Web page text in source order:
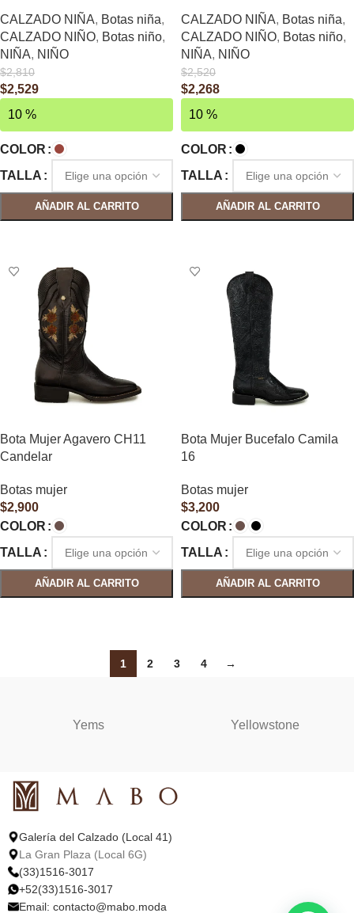
CALZADO NIÑA, Botas niña,
CALZADO NIÑO, Botas niño,
NIÑA, NIÑO
$2,810
$2,529
10 %
COLOR
TALLA
AÑADIR AL CARRITO
CALZADO NIÑA, Botas niña,
CALZADO NIÑO, Botas niño,
NIÑA, NIÑO
$2,520
$2,268
10 %
COLOR
TALLA
AÑADIR AL CARRITO
Bota Mujer Agavero CH11
Candelar
Botas mujer
$2,900
COLOR
TALLA
AÑADIR AL CARRITO
Bota Mujer Bucefalo Camila
16
Botas mujer
$3,200
COLOR
TALLA
AÑADIR AL CARRITO
1 2 3 4 →
Yems Yellowstone
Galería del Calzado (Local 41)
La Gran Plaza (Local 6G)
(33)1516-3017
+52(33)1516-3017
Email: contacto@mabo.moda